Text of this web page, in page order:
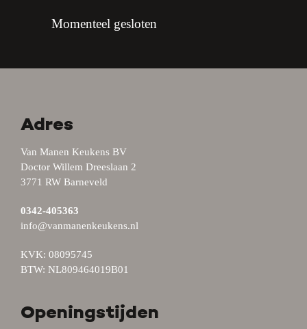
Momenteel gesloten
Adres
Van Manen Keukens BV
Doctor Willem Dreeslaan 2
3771 RW Barneveld
0342-405363
info@vanmanenkeukens.nl
KVK: 08095745
BTW: NL809464019B01
Openingstijden